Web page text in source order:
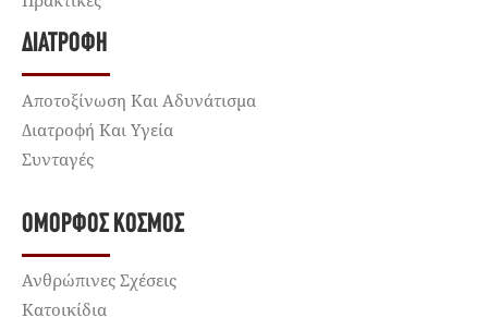
ΔΙΑΤΡΟΦΉ
Αποτοξίνωση Και Αδυνάτισμα
Διατροφή Και Υγεία
Συνταγές
ΌΜΟΡΦΟΣ ΚΌΣΜΟΣ
Ανθρώπινες Σχέσεις
Κατοικίδια